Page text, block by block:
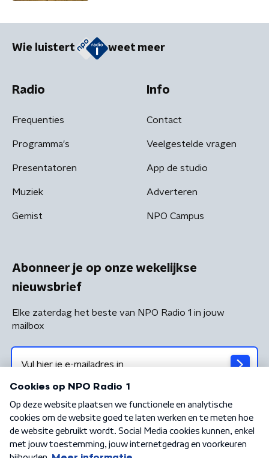
Wie luistert weet meer
Radio
Frequenties
Programma's
Presentatoren
Muziek
Gemist
Info
Contact
Veelgestelde vragen
App de studio
Adverteren
NPO Campus
Abonneer je op onze wekelijkse
nieuwsbrief
Elke zaterdag het beste van NPO Radio 1 in jouw
mailbox
Algemene voorwaarden